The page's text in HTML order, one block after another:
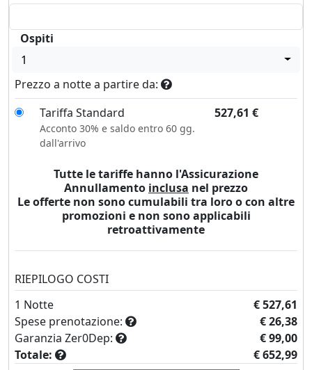
Ospiti
1
Prezzo a notte a partire da:
Tariffa Standard
527,61 €
Acconto 30% e saldo entro 60 gg.
dall'arrivo
Tutte le tariffe hanno l'Assicurazione
Annullamento inclusa nel prezzo
Le offerte non sono cumulabili tra loro o con altre
promozioni e non sono applicabili
retroattivamente
RIEPILOGO COSTI
1 Notte
€ 527,61
Spese prenotazione:
€ 26,38
Garanzia Zer0Dep:
€ 99,00
Totale:
€ 652,99